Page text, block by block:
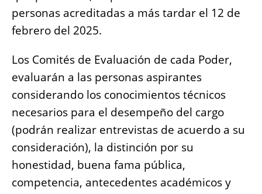
personas acreditadas a más tardar el 12 de
febrero del 2025.
Los Comités de Evaluación de cada Poder,
evaluarán a las personas aspirantes
considerando los conocimientos técnicos
necesarios para el desempeño del cargo
(podrán realizar entrevistas de acuerdo a su
consideración), la distinción por su
honestidad, buena fama pública,
competencia, antecedentes académicos y